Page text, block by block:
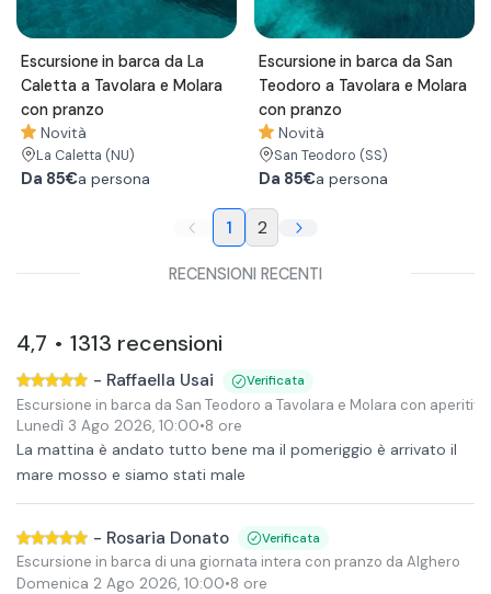
Escursione in barca da La
Caletta a Tavolara e Molara
con pranzo
Novità
La Caletta (NU)
Da 85€a persona
Escursione in barca da San
Teodoro a Tavolara e Molara
con pranzo
Novità
San Teodoro (SS)
Da 85€a persona
1 2
RECENSIONI RECENTI
4,7 • 1313 recensioni
- Raffaella Usai Verificata
Escursione in barca da San Teodoro a Tavolara e Molara con aperitivo
Lunedì 3 Ago 2026, 10:00•8 ore
La mattina è andato tutto bene ma il pomeriggio è arrivato il
mare mosso e siamo stati male
- Rosaria Donato Verificata
Escursione in barca di una giornata intera con pranzo da Alghero
Domenica 2 Ago 2026, 10:00•8 ore